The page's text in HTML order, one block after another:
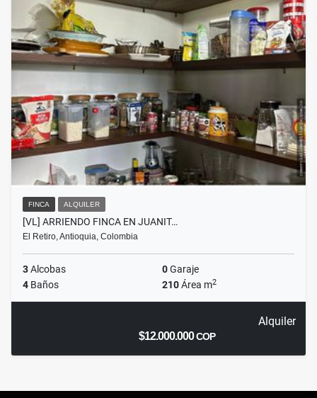
FINCA ALQUILER
[VL] ARRIENDO FINCA EN JUANIT…
El Retiro, Antioquia, Colombia
3Alcobas 0Garaje
4 Baños 210Área m2
Alquiler
$12.000.000COP